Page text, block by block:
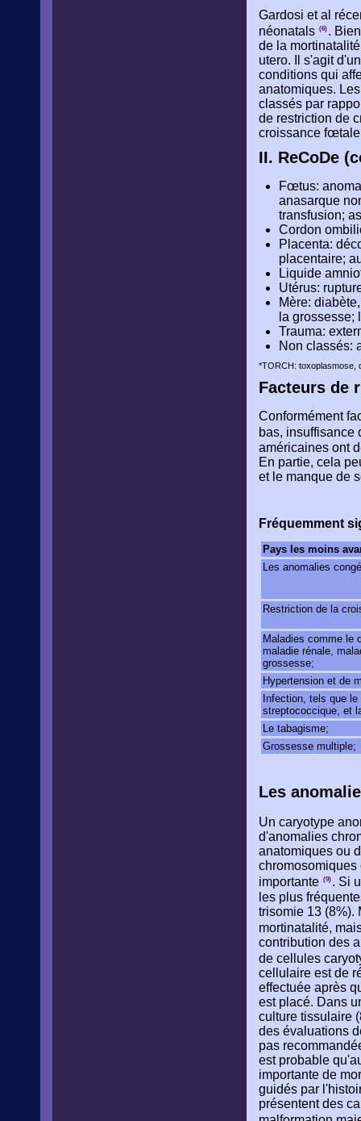
Gardosi et al
néonatals (6) .
de la
utero. Il s'agit
conditions qui
anatomiques.
classés par
de restriction de
croissance
II. ReCoDe
Fœtus:
anasarque
transfusion;
Cordon
Placenta:
placentaire;
Liquide
Utérus:
Mère:
la
Trauma:
Non classés:
*TORCH: toxoplasmose,
Facteurs de
Conformément
bas, insuffisance
américaines ont
En partie, cela
et le manque de
Fréquemment
Pays les moins
Les anomalies
Restriction de la
Maladies comme le
maladie rénale,
grossesse;
Hypertension et de
Infection, tels que
streptococcique, et
Le tabagisme;
Grossesse multiple;
Les
Un caryotype
d'anomalies
anatomiques ou
chromosomiques
importante (9) . Si
les plus
trisomie 13 (8%).
mortinatalité,
contribution des
de cellules
cellulaire est de
effectuée après
est placé. Dans
culture tissulaire
des évaluations
pas
est probable
importante de
guidés par
présentent des